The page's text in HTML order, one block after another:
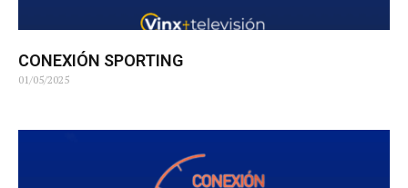
CONEXIÓN SPORTING
01/05/2025